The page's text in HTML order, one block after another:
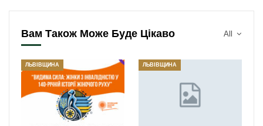
All
Вам Також Може Буде Цікаво
ЛЬВІВЩИНА ЛЬВІВЩИНА